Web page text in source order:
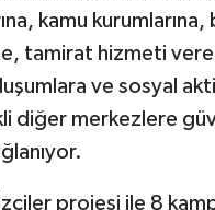
kamu
tamirat hizmeti
ve sosyal
diğer merkezlere
projesi ile 8